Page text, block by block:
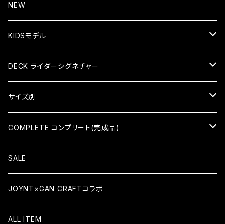
NEW
KIDSモデル
KID'S COMPLETE キッズコンプリート
KID'S DECK キッズデッキ
DECK ライダーシグネチャー
HIROKI SAEGUSA (三枝博貴)
HIDEAKI HAYASHI（林秀晃）
TATSUMA TAMANO（玉野辰磨）
ATSUSHI SATO（佐藤敦）
YUSAKU ISHIKAWA (石川祐作)
サイズ別
7×28（KID'S）
7.375×29.4（KID'S）
7.5×30.8
7.6×31.6
COMPLETE コンプリート(完成品)
COMPLETE コンプリート
KID'S COMPLETE キッズコンプリート
SALE
JOYNT×GAN CRAFTコラボ
ALL ITEM